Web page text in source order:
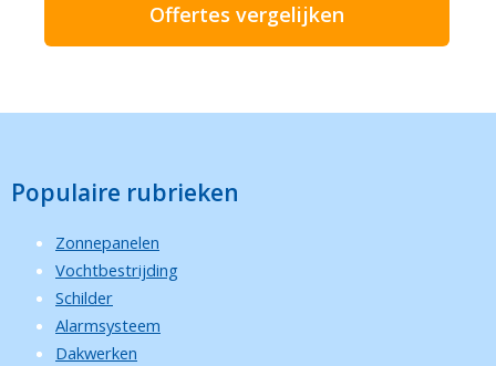
Offertes vergelijken
Populaire rubrieken
Zonnepanelen
Vochtbestrijding
Schilder
Alarmsysteem
Dakwerken